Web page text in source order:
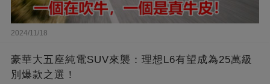
2024/11/18
豪華大五座純電SUV來襲：理想L6有望成為25萬級
別爆款之選！